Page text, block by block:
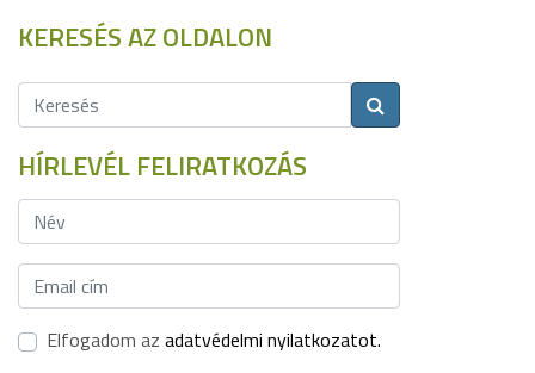
KERESÉS AZ OLDALON
HÍRLEVÉL FELIRATKOZÁS
Elfogadom az adatvédelmi nyilatkozatot.